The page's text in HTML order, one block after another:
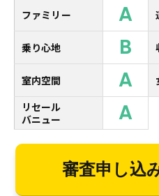
ファミリー A
乗り心地 B
室内空間 A
リセール
バニュー
A
審査申し込